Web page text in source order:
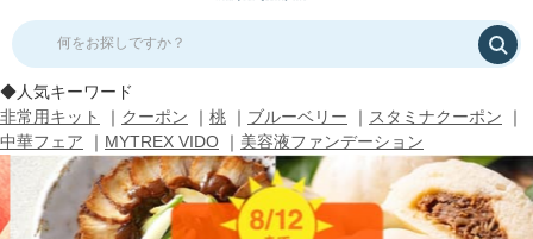
何をお探しですか？
◆人気キーワード
非常用キット
｜ クーポン ｜ 桃 ｜ ブルーベリー ｜ スタミナクーポン ｜
中華フェア ｜ MYTREX VIDO ｜ 美容液ファンデーション